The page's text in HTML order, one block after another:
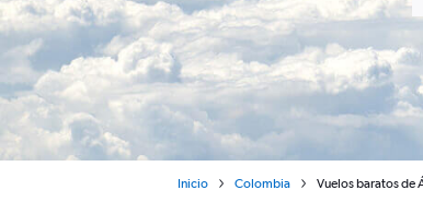
Inicio Colombia Vuelos baratos de